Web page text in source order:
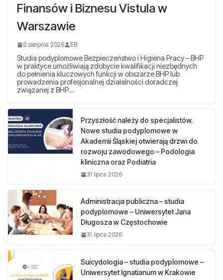
Finansów i Biznesu Vistula w
Warszawie
6 sierpnia 2026 EB
Studia podyplomowe Bezpieczeństwo i Higiena Pracy – BHP
w praktyce umożliwiają zdobycie kwalifikacji niezbędnych
do pełnienia kluczowych funkcji w obszarze BHP lub
prowadzenia profesjonalnej działalności doradczej
związanej z BHP…
Przyszłość należy do specjalistów.
Nowe studia podyplomowe w
Akademii Śląskiej otwierają drzwi do
rozwoju zawodowego – Podologia
kliniczna oraz Podiatria
31 lipca 2026
Administracja publiczna – studia
podyplomowe – Uniwersytet Jana
Długosza w Częstochowie
31 lipca 2026
Suicydologia – studia podyplomowe –
Uniwersytet Ignatianum w Krakowie